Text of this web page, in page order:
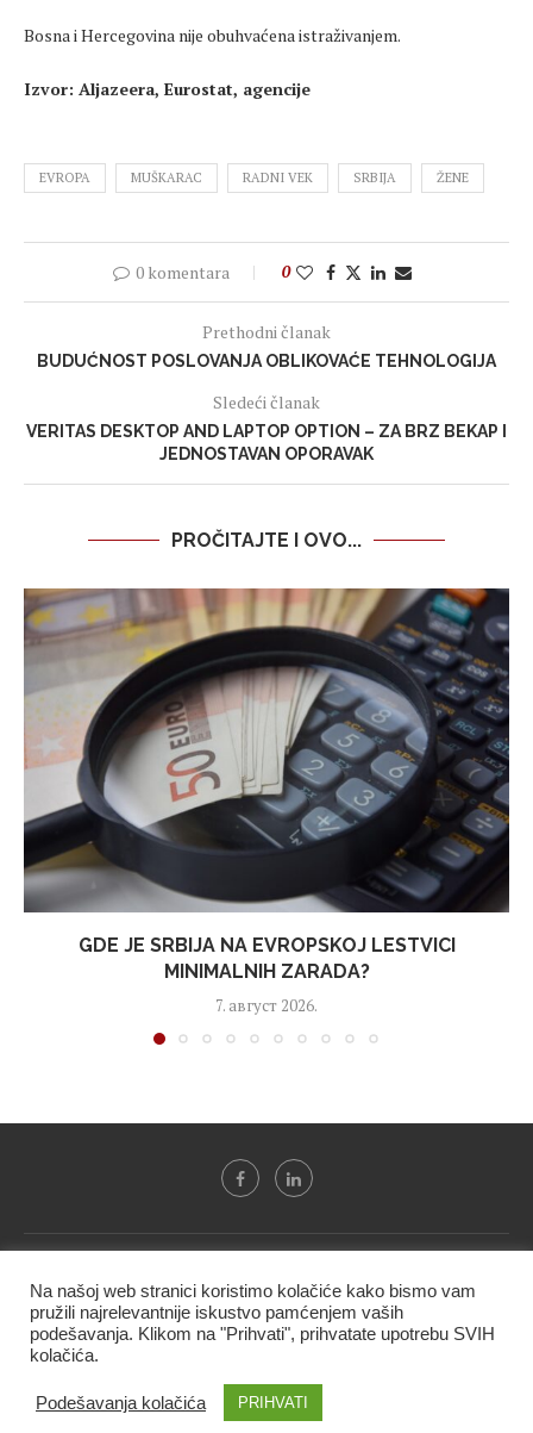
Bosna i Hercegovina nije obuhvaćena istraživanjem.
Izvor: Aljazeera, Eurostat, agencije
EVROPA MUŠKARAC RADNI VEK SRBIJA ŽENE
0 komentara 0
Prethodni članak
BUDUĆNOST POSLOVANJA OBLIKOVAĆE TEHNOLOGIJA
Sledeći članak
VERITAS DESKTOP AND LAPTOP OPTION – ZA BRZ BEKAP I
JEDNOSTAVAN OPORAVAK
PROČITAJTE I OVO...
GDE JE SRBIJA NA EVROPSKOJ LESTVICI
MINIMALNIH ZARADA?
7. август 2026.
BIF PRESS doo" i ne smeju se presnositi niti koristiti, delimično
ni u celosti, bez izričite dozvole kompanije.
Na našoj web stranici koristimo kolačiće kako bismo vam
pružili najrelevantnije iskustvo pamćenjem vaših
podešavanja. Klikom na "Prihvati", prihvatate upotrebu SVIH
kolačića.
Podešavanja kolačića PRIHVATI